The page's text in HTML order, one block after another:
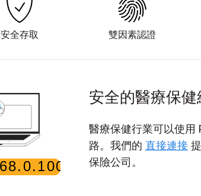
安全存取 雙因素認證
安全的醫療保
醫療保健行業可以使
路。我們的 直接連接
保險公司。